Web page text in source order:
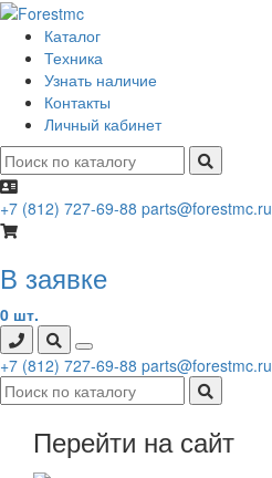
Каталог
Техника
Узнать наличие
Контакты
Личный кабинет
+7 (812) 727-69-88 parts@forestmc.ru
В заявке
0 шт.
+7 (812) 727-69-88 parts@forestmc.ru
Перейти на сайт